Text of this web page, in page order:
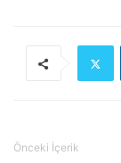
Önceki İçerik